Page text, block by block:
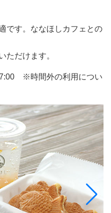
です。ななほしカフェとの
ただけます。
※時間外の利用につい